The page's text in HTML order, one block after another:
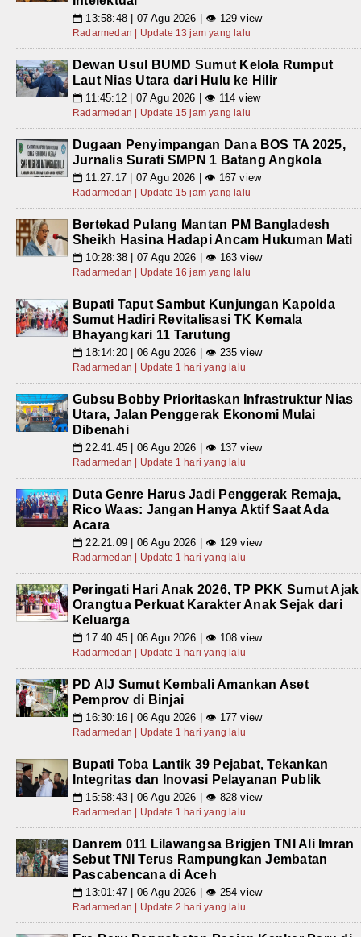
📅 13:58:48 | 07 Agu 2026 | 👁 129 view
Radarmedan | Update 13 jam yang lalu
Dewan Usul BUMD Sumut Kelola Rumput
Laut Nias Utara dari Hulu ke Hilir
📅 11:45:12 | 07 Agu 2026 | 👁 114 view
Radarmedan | Update 15 jam yang lalu
Dugaan Penyimpangan Dana BOS TA 2025,
Jurnalis Surati SMPN 1 Batang Angkola
📅 11:27:17 | 07 Agu 2026 | 👁 167 view
Radarmedan | Update 15 jam yang lalu
Bertekad Pulang Mantan PM Bangladesh
Sheikh Hasina Hadapi Ancam Hukuman Mati
📅 10:28:38 | 07 Agu 2026 | 👁 163 view
Radarmedan | Update 16 jam yang lalu
Bupati Taput Sambut Kunjungan Kapolda
Sumut Hadiri Revitalisasi TK Kemala
Bhayangkari 11 Tarutung
📅 18:14:20 | 06 Agu 2026 | 👁 235 view
Radarmedan | Update 1 hari yang lalu
Gubsu Bobby Prioritaskan Infrastruktur Nias
Utara, Jalan Penggerak Ekonomi Mulai
Dibenahi
📅 22:41:45 | 06 Agu 2026 | 👁 137 view
Radarmedan | Update 1 hari yang lalu
Duta Genre Harus Jadi Penggerak Remaja,
Rico Waas: Jangan Hanya Aktif Saat Ada
Acara
📅 22:21:09 | 06 Agu 2026 | 👁 129 view
Radarmedan | Update 1 hari yang lalu
Peringati Hari Anak 2026, TP PKK Sumut Ajak
Orangtua Perkuat Karakter Anak Sejak dari
Keluarga
📅 17:40:45 | 06 Agu 2026 | 👁 108 view
Radarmedan | Update 1 hari yang lalu
PD AIJ Sumut Kembali Amankan Aset
Pemprov di Binjai
📅 16:30:16 | 06 Agu 2026 | 👁 177 view
Radarmedan | Update 1 hari yang lalu
Bupati Toba Lantik 39 Pejabat, Tekankan
Integritas dan Inovasi Pelayanan Publik
📅 15:58:43 | 06 Agu 2026 | 👁 828 view
Radarmedan | Update 1 hari yang lalu
Danrem 011 Lilawangsa Brigjen TNI Ali Imran
Sebut TNI Terus Rampungkan Jembatan
Pascabencana di Aceh
📅 13:01:47 | 06 Agu 2026 | 👁 254 view
Radarmedan | Update 2 hari yang lalu